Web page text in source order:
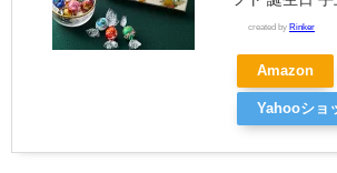
created by Rinker
Amazon
Yahooショ